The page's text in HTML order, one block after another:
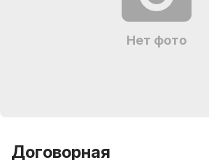
Нет фото
Договорная